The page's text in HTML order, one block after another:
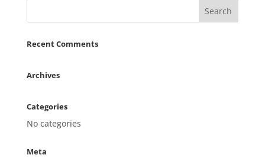
Recent Comments
Archives
Categories
No categories
Meta